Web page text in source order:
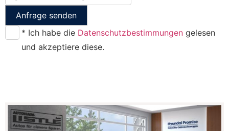
Anfrage senden
* Ich habe die Datenschutzbestimmungen gelesen
und akzeptiere diese.